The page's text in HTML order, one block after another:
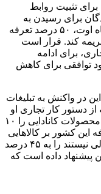
برای تثبیت روابط
برای رسیدن به
توافق با مشکل مواجه بوده‌اند. ترامپ در ماه اوت، ۵۰ درصد تعرفه
کند. قرار است
برای ادامه
توافقی برای کاهش
در واکنش به تبلیغات
از دستور کار تجاری او
انتقاد می‌کرد، تهدید کرده بود که تعرفه‌های محصولات کانادایی را ۱۰
این کشور بر کالاهایی
که تحت پوشش توافق تجاری آمریکای شمالی نیستند را به ۴۵ درصد
پیشنهاد داده است که